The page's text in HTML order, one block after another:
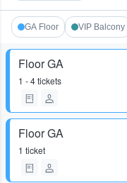
GA Floor VIP Balcony
Floor GA
1 - 4 tickets
Floor GA
1 ticket